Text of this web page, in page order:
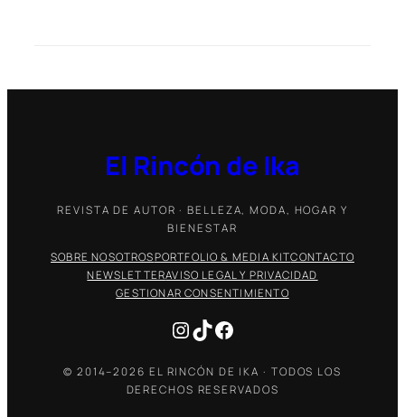
El Rincón de Ika
REVISTA DE AUTOR · BELLEZA, MODA, HOGAR Y
BIENESTAR
SOBRE NOSOTROSPORTFOLIO & MEDIA KITCONTACTO
NEWSLETTERAVISO LEGAL Y PRIVACIDAD
GESTIONAR CONSENTIMIENTO
Instagram
TikTokFacebook
© 2014–2026 EL RINCÓN DE IKA · TODOS LOS
DERECHOS RESERVADOS